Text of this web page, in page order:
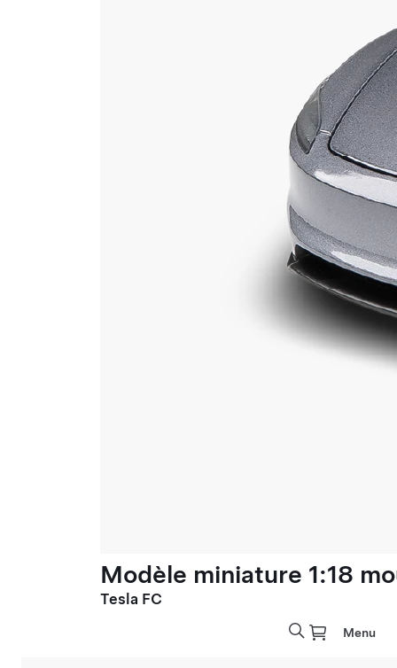
Modèle miniature 1:18
Tesla FC
Menu